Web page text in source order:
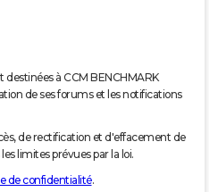
à CCM BENCHMARK
de ses forums et les notifications
de rectification et d'effacement de
limites prévues par la loi.
de confidentialité.